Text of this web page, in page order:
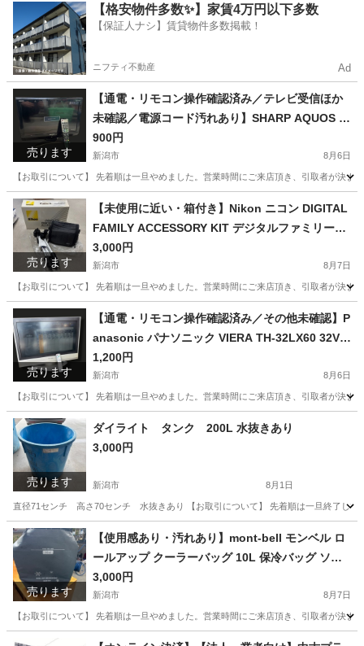
新潟市 靴 本革
【格安物件多数✨】家賃4万円以下多数
【保証人ナシ】賃貸物件多数掲載！
ニフティ不動産 Ad
売ります
【通電・リモコン操作確認済み／テレビ受信ほか
未確認／電源コード汚れあり】SHARP AQUOS L
C-20E7 20V型 液晶テレビ 2010年製 本体・純正リ
モコン・B-CASカード・電源コード付き
900円
新潟市 8月6日
【お取引について】 先着順は一旦やめました。営業時間にご来店頂き、引取者が決
新潟 新潟市 テレビ コード
売ります
【未使用に近い・箱付き】Nikon ニコン DIGITAL
FAMILY ACCESSORY KIT デジタルファミリーア
クセサリーキット カメラバッグ 三脚 ETSUMI エ
ツミ COLT N501 コルト 伸長128cm カメラ用品
撮影用品 デジカメ 一眼レフ 旅行 運動会
3,000円
新潟市 8月7日
【お取引について】 先着順は一旦やめました。営業時間にご来店頂き、引取者が決
新潟 新潟市 カメラ
売ります
【通電・リモコン操作確認済み／その他未確認】P
anasonic パナソニック VIERA TH-32LX60 32V型
液晶テレビ 2006年製 地上・BS・110度CSデジタ
ルハイビジョン 本体・リモコン・B-CASカード・
電源コードのみ
1,200円
新潟市 8月6日
【お取引について】 先着順は一旦やめました。営業時間にご来店頂き、引取者が決
新潟 新潟市 テレビ
売ります
ダイライト タンク 200L 水抜きあり
3,000円
新潟市 8月1日
直径71センチ 高さ70センチ 水抜きあり 【お取引について】 先着順は一旦終了して
新潟 新潟市 その他 ダイライト
売ります
【使用感あり・汚れあり】mont-bell モンベル ロ
ールアップ クーラーバッグ 10L 保冷バッグ ソフ
トクーラー クーラーボックス キャンプ アウトド
ア BBQ 釣り レジャー
3,000円
新潟市 8月7日
【お取引について】 先着順は一旦やめました。営業時間にご来店頂き、引取者が決
バッグ